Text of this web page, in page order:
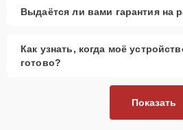
Выдаётся ли вами гарантия на
Как узнать, когда моё
готово?
Показать